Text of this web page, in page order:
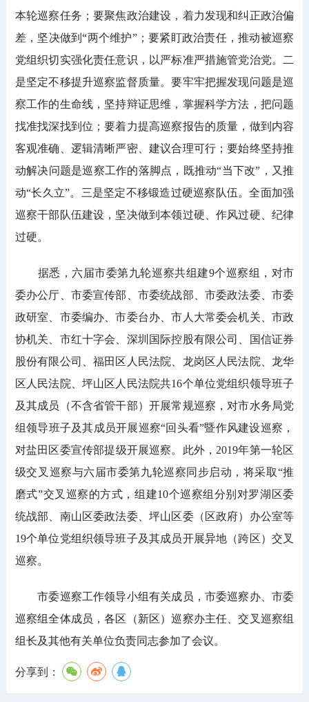
本轮巡察任务；要聚焦政治建设，着力发现和纠正政治偏
差，坚决做到“两个维护”；要紧盯政治责任，推动被巡察
党组织切实强化责任意识，以严标准严措施管党治党。二
是坚定不移提升巡察监督质量。要牢牢把握发现问题是巡
察工作的生命线，坚持辩证思维，掌握科学方法，把问题
找准找深找到位；要着力提高巡察报告的质量，做到内容
客观准确、逻辑清晰严密、建议合理可行；要始终坚持推
动解决问题是巡察工作的落脚点，既推动“当下改”，又推
动“长久立”。三是坚定不移锻造过硬巡察队伍。全面加强
巡察干部队伍建设，坚决做到本领过硬、作风过硬、纪律
过硬。
据悉，六届市委第九轮巡察共组建9个巡察组，对市
委办公厅、市委宣传部、市委统战部、市委政法委、市委
政研室、市委编办、市委台办、市人大常委会机关、市政
协机关、市红十字会、深圳国际控股有限公司、国信证券
股份有限公司、福田区人民法院、龙岗区人民法院、龙华
区人民法院、坪山区人民法院共16个单位党组织领导班子
及其成员（不含省管干部）开展常规巡察，对市水务局党
组领导班子及其成员开展巡察“回头看”暨作风建设巡察，
对盐田区委宣传部提级开展巡察。此外，2019年第一轮区
级交叉巡察与六届市委第九轮巡察同步启动，将采取“推
磨式”交叉巡察的方式，组建10个巡察组分别对罗湖区委
统战部、南山区委政法委、坪山区委（区政府）办公室等
19个单位党组织领导班子及其成员开展异地（跨区）交叉
巡察。
市委巡察工作领导小组有关成员，市委巡察办、市委
巡察组全体成员，各区（新区）巡察办主任、交叉巡察组
组长及其他有关单位负责同志参加了会议。
分享到：